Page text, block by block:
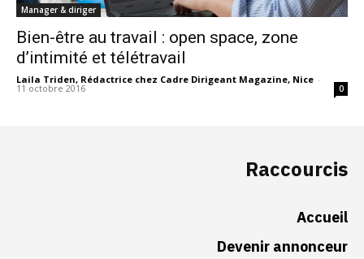
Manager & diriger
Bien-être au travail : open space, zone
d’intimité et télétravail
Laila Triden, Rédactrice chez Cadre Dirigeant Magazine, Nice -
11 octobre 2016 0
Raccourcis
Accueil
Devenir annonceur